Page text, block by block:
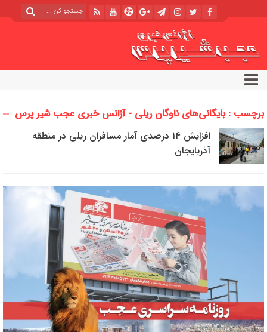
برچسب : بایگانی‌های ناوگان ریلی - آژانس خبری عجب شیر پرس
افزایش ۱۴ درصدی آمار مسافران ریلی در منطقه
آذربایجان